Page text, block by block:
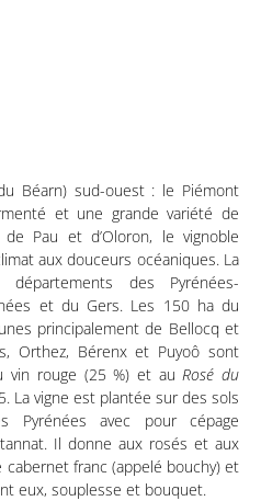
Béarn) sud-ouest : le Piémont
et une grande variété de
Pau et d’Oloron, le vignoble
aux douceurs océaniques. La
des Pyrénées-
et du Gers. Les 150 ha du
principalement de Bellocq et
Orthez, Bérenx et Puyoô sont
vin rouge (25 %) et auRosé du
La vigne est plantée sur des sols
Pyrénées avec pour cépage
Il donne aux rosés et aux
franc (appelé bouchy) et
eux, souplesse et bouquet.